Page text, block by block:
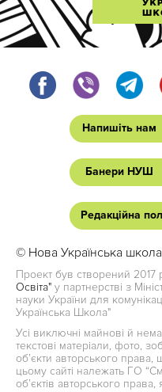
Напишіть нам
Банери НУШ
Редакційна
© Нова Українська
Проект був створений 2017
Освіта" у партнерстві з
науки України для
Українська Школа"
Усі виключні майнові й
текстові матеріали, фото,
об’єкти авторського права,
цьому сайті належать ГО
об’єктів авторського права,